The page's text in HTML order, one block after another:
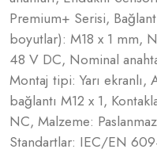
Premium+ Serisi,
boyutlar): M18 x 1 mm,
48 V DC, Nominal
Montaj tipi: Yarı ekranlı,
bağlantı M12 x 1,
NC, Malzeme:
Standartlar: IEC/EN